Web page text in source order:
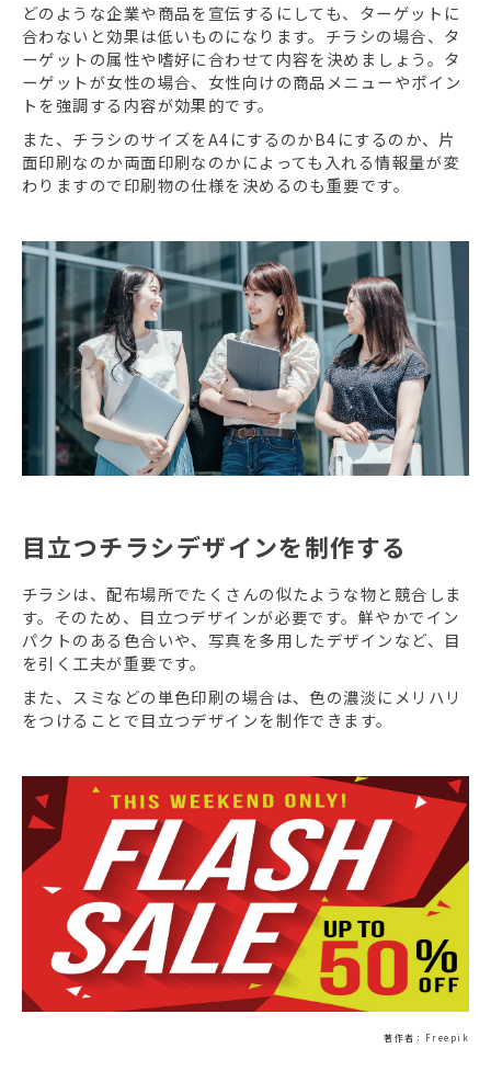
どのような企業や商品を宣伝するにしても、ターゲットに
合わないと効果は低いものになります。チラシの場合、タ
ーゲットの属性や嗜好に合わせて内容を決めましょう。タ
ーゲットが女性の場合、女性向けの商品メニューやポイン
トを強調する内容が効果的です。
また、チラシのサイズをA4にするのかB4にするのか、片
面印刷なのか両面印刷なのかによっても入れる情報量が変
わりますので印刷物の仕様を決めるのも重要です。
目立つチラシデザインを制作する
チラシは、配布場所でたくさんの似たような物と競合しま
す。そのため、目立つデザインが必要です。鮮やかでイン
パクトのある色合いや、写真を多用したデザインなど、目
を引く工夫が重要です。
また、スミなどの単色印刷の場合は、色の濃淡にメリハリ
をつけることで目立つデザインを制作できます。
著作者：Freepik